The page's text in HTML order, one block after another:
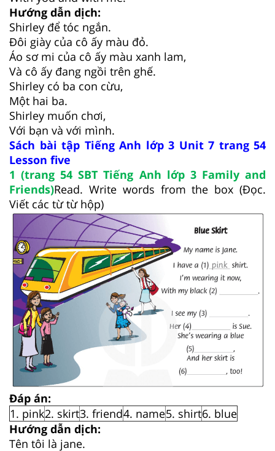
Hướng dẫn dịch:
Shirley để tóc ngắn.
Đôi giày của cô ấy màu đỏ.
Áo sơ mi của cô ấy màu xanh lam,
Và cô ấy đang ngồi trên ghế.
Shirley có ba con cừu,
Một hai ba.
Shirley muốn chơi,
Với bạn và với mình.
Sách bài tập Tiếng Anh lớp 3 Unit 7 trang 54
Lesson five
1 (trang 54 SBT Tiếng Anh lớp 3 Family and
Friends)Read. Write words from the box (Đọc.
Viết các từ từ hộp)
Đáp án:
1. pink2. skirt3. friend4. name5. shirt6. blue
Hướng dẫn dịch:
Tên tôi là jane.